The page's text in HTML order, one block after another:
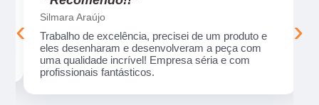
Silmara Araújo
Trabalho de excelência, precisei de um produto e
eles desenharam e desenvolveram a peça com
uma qualidade incrível! Empresa séria e com
profissionais fantásticos.
‹ ›